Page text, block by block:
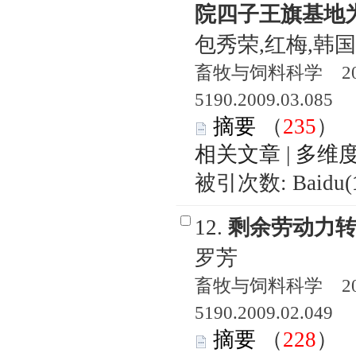
院四子王旗基地
包秀荣,红梅,韩
畜牧与饲料科学
5190.2009.03.085
摘要 （235
相关文章 | 多维
被引次数: Baidu(
12. 剩余劳动力
罗芳
畜牧与饲料科学
5190.2009.02.049
摘要 （228